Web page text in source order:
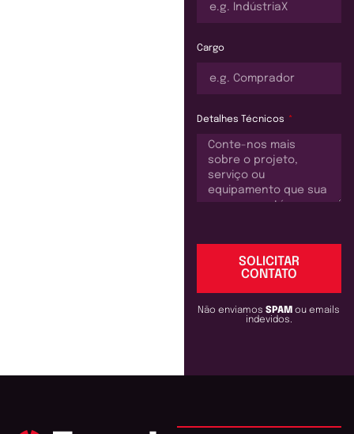
Cargo
Detalhes Técnicos
SOLICITAR
CONTATO
Não enviamosSPAMou emails
indevidos.